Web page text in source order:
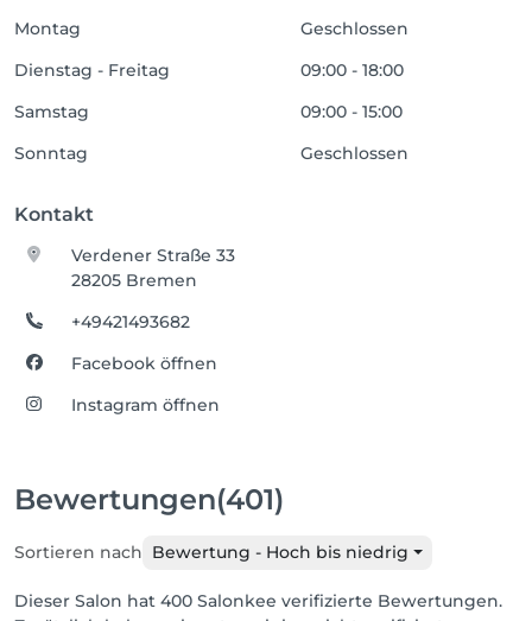
Montag
Geschlossen
Dienstag - Freitag
09:00 - 18:00
Samstag
09:00 - 15:00
Sonntag
Geschlossen
Kontakt
Verdener Straße 33
28205 Bremen
+49421493682
Facebook öffnen
Instagram öffnen
Bewertungen(401)
Sortieren nach Bewertung - Hoch bis niedrig
Dieser Salon hat 400 Salonkee verifizierte Bewertungen.